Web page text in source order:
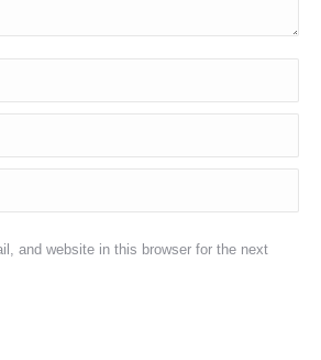
and website in this browser for the next